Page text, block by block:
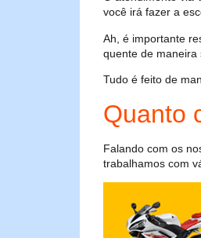
você irá fazer a
Ah, é importante
quente de maneira
Tudo é feito de
Quanto
Falando com os
trabalhamos com